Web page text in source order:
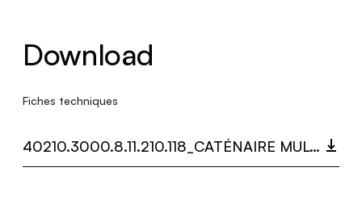
Download
Fiches techniques
40210.3000.8.11.210.118_CATÉNAIRE MULTIDOT.PDF